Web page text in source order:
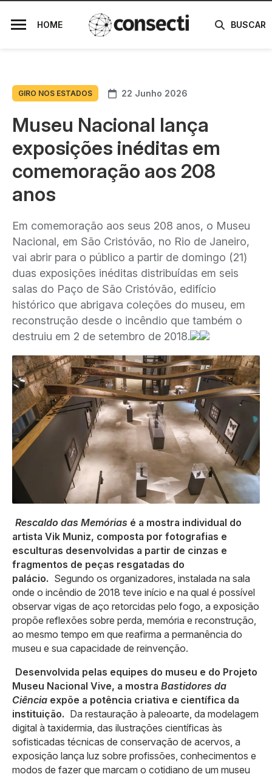
HOME BUSCAR
GIRO NOS ESTADOS 22 Junho 2026
Museu Nacional lança
exposições inéditas em
comemoração aos 208
anos
Em comemoração aos seus 208 anos, o Museu
Nacional, em São Cristóvão, no Rio de Janeiro,
vai abrir para o público a partir de domingo (21)
duas exposições inéditas distribuídas em seis
salas do Paço de São Cristóvão, edifício
histórico que abrigava coleções do museu, em
reconstrução desde o incêndio que também o
destruiu em 2 de setembro de 2018.
Rescaldo das Memórias é a mostra individual do
artista Vik Muniz, composta por fotografias e
esculturas desenvolvidas a partir de cinzas e
fragmentos de peças resgatadas do
palácio. Segundo os organizadores, instalada na sala
onde o incêndio de 2018 teve início e na qual é possível
observar vigas de aço retorcidas pelo fogo, a exposição
propõe reflexões sobre perda, memória e reconstrução,
ao mesmo tempo em que reafirma a permanência do
museu e sua capacidade de reinvenção.
Desenvolvida pelas equipes do museu e do Projeto
Museu Nacional Vive, a mostra Bastidores da
Ciência expõe a potência criativa e científica da
instituição. Da restauração à paleoarte, da modelagem
digital à taxidermia, das ilustrações científicas às
sofisticadas técnicas de conservação de acervos, a
exposição lança luz sobre profissões, conhecimentos e
modos de fazer que marcam o cotidiano de um museu